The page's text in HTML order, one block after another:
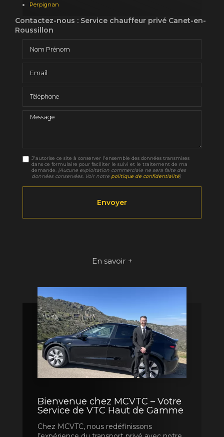
Perpignan
Contactez-nous : Service chauffeur privé Canet-en-
Roussillon
Message
J'autorise ce site à conserver l'ensemble des données transmises
dans ce formulaire pour faciliter le suivi et le traitement de ma
demande. (Aucune exploitation commerciale ne sera faite des
données conservées. Voir notre politique de confidentialité)
En savoir +
Bienvenue chez MCVTC – Votre
Service de VTC Haut de Gamme
Chez MCVTC, nous redéfinissons